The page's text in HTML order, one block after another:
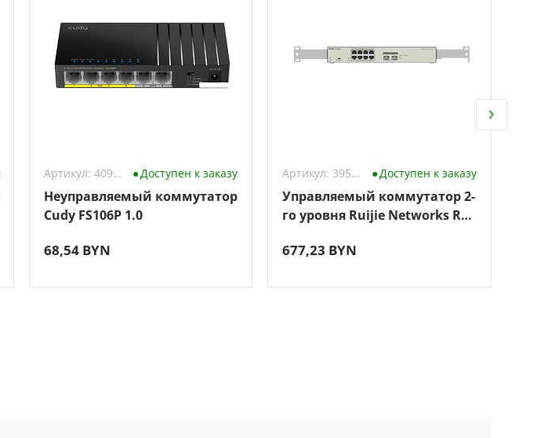
Артикул: 4098649 Доступен к заказу
Неуправляемый коммутатор
Cudy FS106P 1.0
68,54 BYN
Артикул: 3959728 Доступен к заказу
Управляемый коммутатор 2-
го уровня Ruijie Networks RG-
677,23 BYN